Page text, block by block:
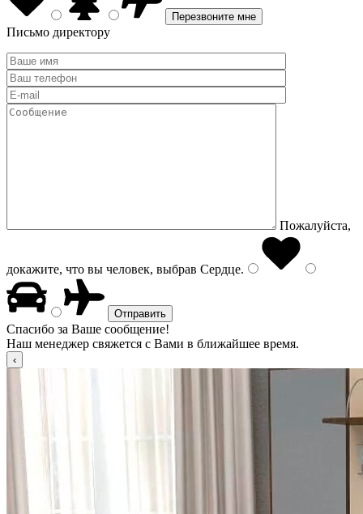
Письмо директору
Пожалуйста,
докажите, что вы человек, выбрав Сердце.
Спасибо за Ваше сообщение!
Наш менеджер свяжется с Вами в ближайшее время.